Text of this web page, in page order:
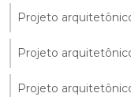
Projeto
Projeto
Projeto